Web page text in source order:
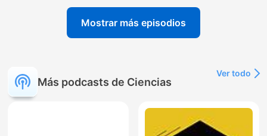
Mostrar más episodios
Más podcasts de Ciencias
Ver todo